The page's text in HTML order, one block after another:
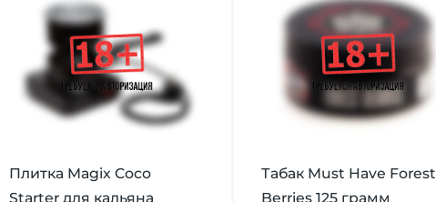
Плитка Magix Coco
Starter для кальяна
Табак Must Have Forest
Berries 125 грамм